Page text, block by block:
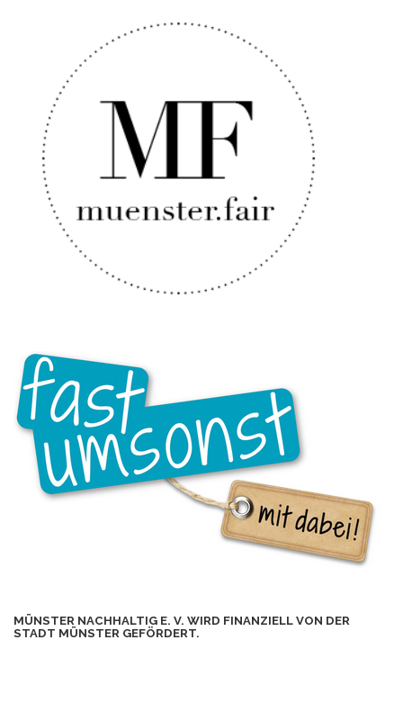
MÜNSTER NACHHALTIG E. V. WIRD FINANZIELL VON DER
STADT MÜNSTER GEFÖRDERT.